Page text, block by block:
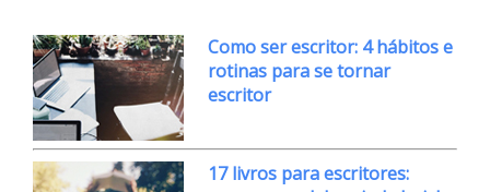
Como ser escritor: 4 hábitos e
rotinas para se tornar
escritor
17 livros para escritores: